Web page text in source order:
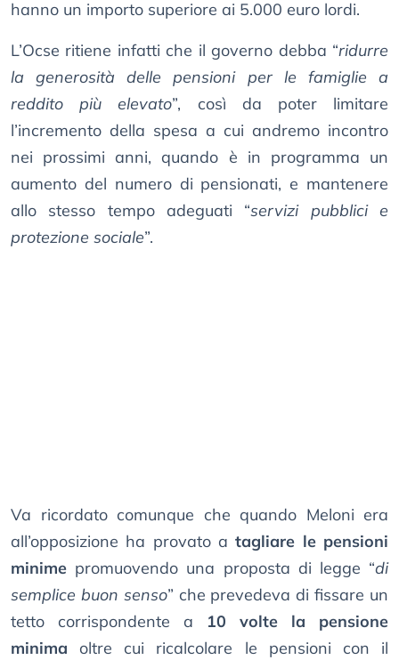
hanno un importo superiore ai 5.000 euro lordi.
L’Ocse ritiene infatti che il governo debba “ridurre
la generosità delle pensioni per le famiglie a
reddito più elevato”, così da poter limitare
l’incremento della spesa a cui andremo incontro
nei prossimi anni, quando è in programma un
aumento del numero di pensionati, e mantenere
allo stesso tempo adeguati “servizi pubblici e
protezione sociale”.
Va ricordato comunque che quando Meloni era
all’opposizione ha provato atagliare le pensioni
minime promuovendo una proposta di legge “di
semplice buon senso” che prevedeva di fissare un
tetto corrispondente a 10 volte la pensione
minima oltre cui ricalcolare le pensioni con il